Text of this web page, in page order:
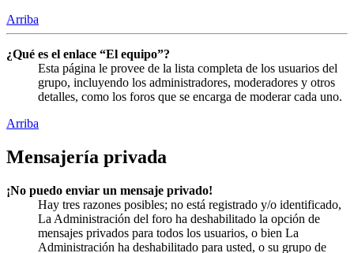
Arriba
¿Qué es el enlace “El equipo”?
Esta página le provee de la lista completa de los usuarios del
grupo, incluyendo los administradores, moderadores y otros
detalles, como los foros que se encarga de moderar cada uno.
Arriba
Mensajería privada
¡No puedo enviar un mensaje privado!
Hay tres razones posibles; no está registrado y/o identificado,
La Administración del foro ha deshabilitado la opción de
mensajes privados para todos los usuarios, o bien La
Administración ha deshabilitado para usted, o su grupo de